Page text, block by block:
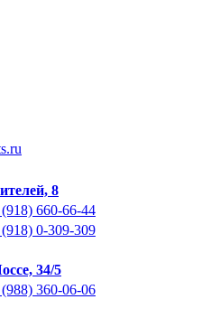
8
660-66-44
0-309-309
34/5
360-06-06